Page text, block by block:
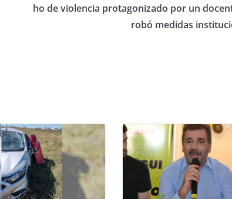
ho de violencia protagonizado por un
robó medidas